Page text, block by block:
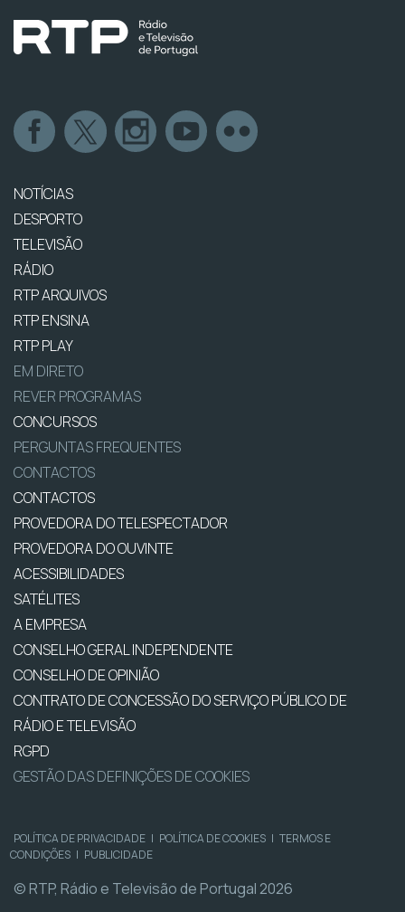
NOTÍCIAS
DESPORTO
TELEVISÃO
RÁDIO
RTP ARQUIVOS
RTP ENSINA
RTP PLAY
EM DIRETO
REVER PROGRAMAS
CONCURSOS
PERGUNTAS FREQUENTES
CONTACTOS
CONTACTOS
PROVEDORA DO TELESPECTADOR
PROVEDORA DO OUVINTE
ACESSIBILIDADES
SATÉLITES
A EMPRESA
CONSELHO GERAL INDEPENDENTE
CONSELHO DE OPINIÃO
CONTRATO DE CONCESSÃO DO SERVIÇO PÚBLICO DE
RÁDIO E TELEVISÃO
RGPD
GESTÃO DAS DEFINIÇÕES DE COOKIES
POLÍTICA DE PRIVACIDADE | POLÍTICA DE COOKIES | TERMOS E
CONDIÇÕES | PUBLICIDADE
© RTP, Rádio e Televisão de Portugal 2026